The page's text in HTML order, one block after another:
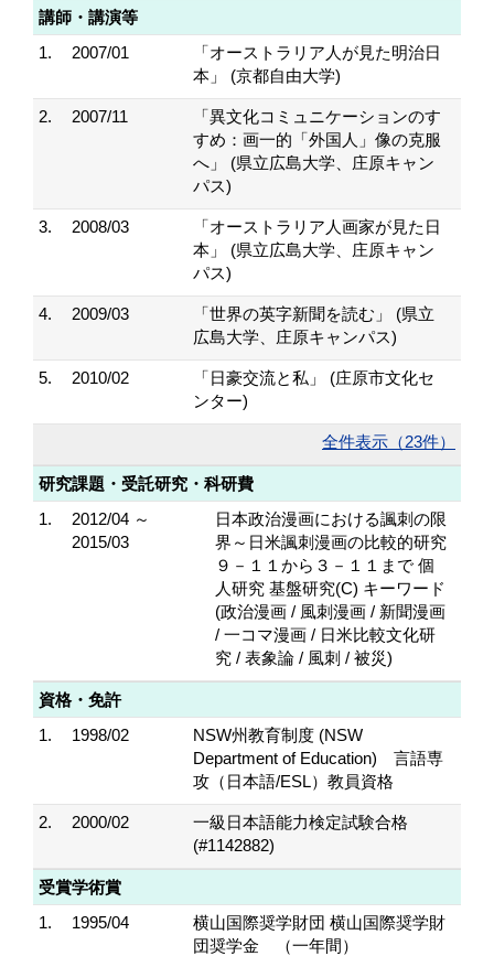
講師・講演等
1.
2007/01
「オーストラリア人が見た明治日
本」 (京都自由大学)
2. 2007/11
「異文化コミュニケーションのす
すめ：画一的「外国人」像の克服
へ」 (県立広島大学、庄原キャン
パス)
3. 2008/03
「オーストラリア人画家が見た日
本」 (県立広島大学、庄原キャン
パス)
4. 2009/03
「世界の英字新聞を読む」 (県立
広島大学、庄原キャンパス)
5. 2010/02
「日豪交流と私」 (庄原市文化セ
ンター)
全件表示（23件）
研究課題・受託研究・科研費
1.
2012/04 ～
2015/03
日本政治漫画における諷刺の限
界～日米諷刺漫画の比較的研究
９－１１から３－１１まで 個
人研究 基盤研究(C) キーワード
(政治漫画 / 風刺漫画 / 新聞漫画
/ 一コマ漫画 / 日米比較文化研
究 / 表象論 / 風刺 / 被災)
資格・免許
1.
1998/02
NSW州教育制度 (NSW
Department of Education) 言語専
攻（日本語/ESL）教員資格
2. 2000/02
一級日本語能力検定試験合格
(#1142882)
受賞学術賞
1.
1995/04
横山国際奨学財団 横山国際奨学財
団奨学金 （一年間）